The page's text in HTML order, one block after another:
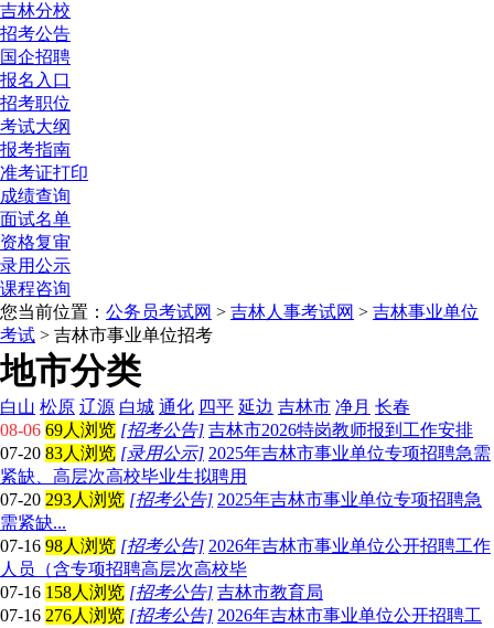
吉林分校
招考公告
国企招聘
报名入口
招考职位
考试大纲
报考指南
准考证打印
成绩查询
面试名单
资格复审
录用公示
课程咨询
您当前位置： 公务员考试网 > 吉林人事考试网 > 吉林事业单位
考试 > 吉林市事业单位招考
地市分类
白山 松原 辽源 白城 通化 四平 延边 吉林市 净月 长春
08-06 69人浏览 [招考公告] 吉林市2026特岗教师报到工作安排
07-20 83人浏览 [录用公示] 2025年吉林市事业单位专项招聘急需
紧缺、高层次高校毕业生拟聘用
07-20 293人浏览 [招考公告] 2025年吉林市事业单位专项招聘急
需紧缺...
07-16 98人浏览 [招考公告] 2026年吉林市事业单位公开招聘工作
人员（含专项招聘高层次高校毕
07-16 158人浏览 [招考公告] 吉林市教育局
07-16 276人浏览 [招考公告] 2026年吉林市事业单位公开招聘工